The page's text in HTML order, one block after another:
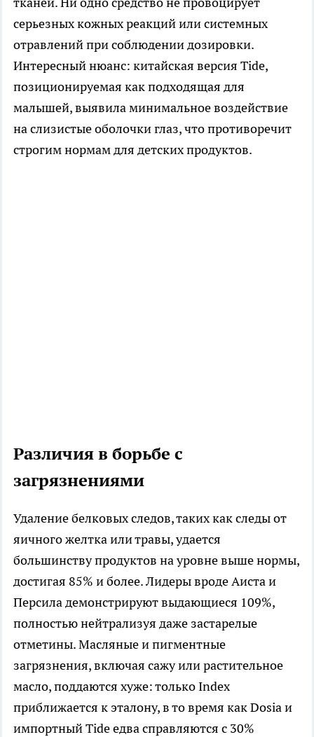
серьезных кожных реакций или системных
отравлений при соблюдении дозировки.
Интересный нюанс: китайская версия Tide,
позиционируемая как подходящая для
малышей, выявила минимальное воздействие
на слизистые оболочки глаз, что противоречит
строгим нормам для детских продуктов.​
Различия в борьбе с
загрязнениями
Удаление белковых следов, таких как следы от
яичного желтка или травы, удается
большинству продуктов на уровне выше нормы,
достигая 85% и более. Лидеры вроде Аиста и
Персила демонстрируют выдающиеся 109%,
полностью нейтрализуя даже застарелые
отметины. Масляные и пигментные
загрязнения, включая сажу или растительное
масло, поддаются хуже: только Index
приближается к эталону, в то время как Dosia и
импортный Tide едва справляются с 30%